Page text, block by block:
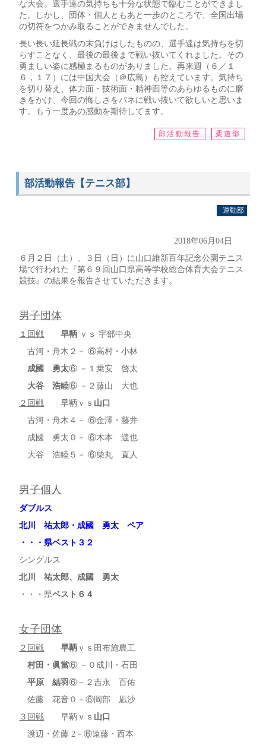
な大会。選手達の気持ちも十分な状態で臨むことができまし
た。しかし、団体・個人ともあと一歩のところで、全国出場
の切符をつかみ取ることができませんでした。
長い長い延長戦の末負けはしたものの、選手達は気持ちを切
らすことなく、最後の最後まで戦い抜いてくれました。その
勇ましい姿に感極まるものがありました。再来週（６／１
６，１７）には中国大会（＠広島）も控えています。気持ち
を切り替え、体力面・技術面・精神面等のあらゆるものに磨
きをかけ、今回の悔しさをバネに戦い抜いて欲しいと思いま
す。もう一度あの感動を期待してます。
部活動報告 柔道部
部活動報告【テニス部】
運動部
2018年06月04日
６月２日（土）、３日（日）に山口維新百年記念公園テニス
場で行われた『第６９回山口県高等学校総合体育大会テニス
競技』の結果を報告させていただきます。
男子団体
１回戦 早鞆 ｖｓ 宇部中央
古河・舟木２－ ⑥高村・小林
成國 勇太⑥ －１乗安 啓太
大谷 浩睦⑥ －２藤山 大也
２回戦 早鞆ｖｓ 山口
古河・舟木４－ ⑥金澤・藤井
成國 勇太０－ ⑥木本 達也
大谷 浩睦５－ ⑥柴丸 直人
男子個人
ダブルス
北川 祐太郎・成國 勇太 ペア
・・・県ベスト３２
シングルス
北川 祐太郎、成國 勇太
・・・県ベスト６４
女子団体
２回戦 早鞆 ｖｓ田布施農工
村田・眞當⑥ －０成川・石田
平原 結羽⑥－２吉永 百佑
佐藤 花音０－⑥岡部 凪沙
３回戦 早鞆ｖｓ 山口
渡辺・佐藤 2－⑥遠藤・西本